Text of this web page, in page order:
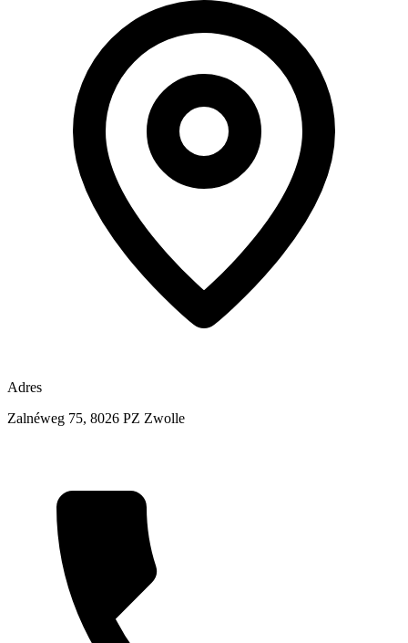
Adres
Zalnéweg 75, 8026 PZ Zwolle